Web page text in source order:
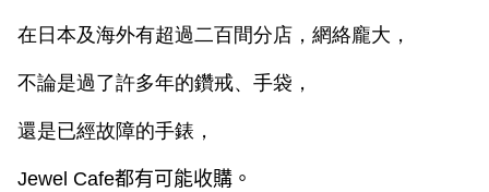
在日本及海外有超過二百間分店，網絡龐大，
不論是過了許多年的鑽戒、手袋，
還是已經故障的手錶，
Jewel Cafe都有可能收購。